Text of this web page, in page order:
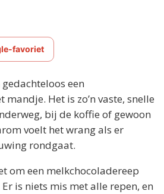
favoriet
een
Het is zo’n vaste, snelle
bij de koffie of gewoon
voelt het wrang als er
rondgaat.
om een melkchocoladereep
Er is niets mis met alle repen, en